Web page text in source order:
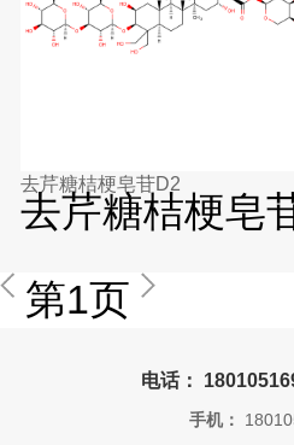
去芹糖桔梗皂苷D2
去芹糖桔梗皂
第1页
电话：
手机：